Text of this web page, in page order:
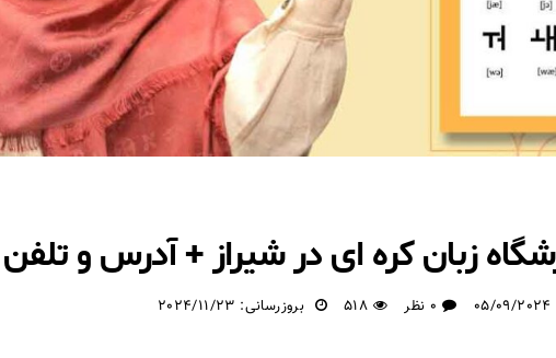
زبان کره ای در شیراز + آدرس و تلفن
05/09/2024 0 نظر 518 بروزرسانی: 2024/11/23